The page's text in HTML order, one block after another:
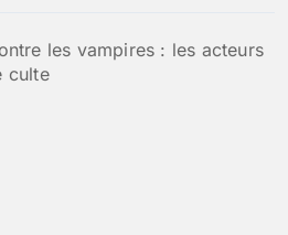
les vampires : les acteurs
culte